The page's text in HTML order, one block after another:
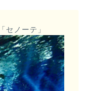
ノーテ」